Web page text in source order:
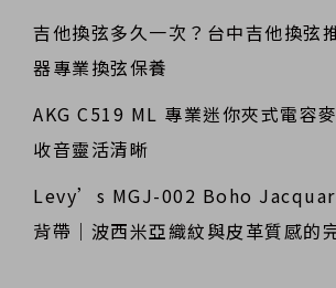
吉他換弦多久一次？台中吉他換弦
器專業換弦保養
AKG C519 ML 專業迷你夾式電容
收音靈活清晰
Levy’s MGJ-002 Boho
背帶｜波西米亞織紋與皮革質感的